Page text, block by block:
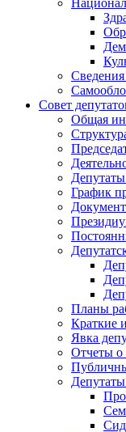
Совет
Общая
График
Планы
Краткие
Явка
Отчеты о